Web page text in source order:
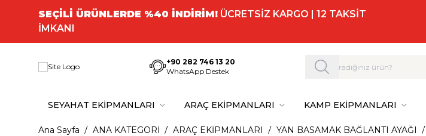
SEÇİLİ ÜRÜNLERDE %40 İNDİRİM! ÜCRETSİZ KARGO | 12 TAKSİT
İMKANI
+90 282 746 13 20
WhatsApp Destek
SEYAHAT EKİPMANLARI ARAÇ EKİPMANLARI KAMP EKİPMANLARI
Ana Sayfa ANA KATEGORİ ARAÇ EKİPMANLARI YAN BASAMAK BAĞLANTI AYAĞI